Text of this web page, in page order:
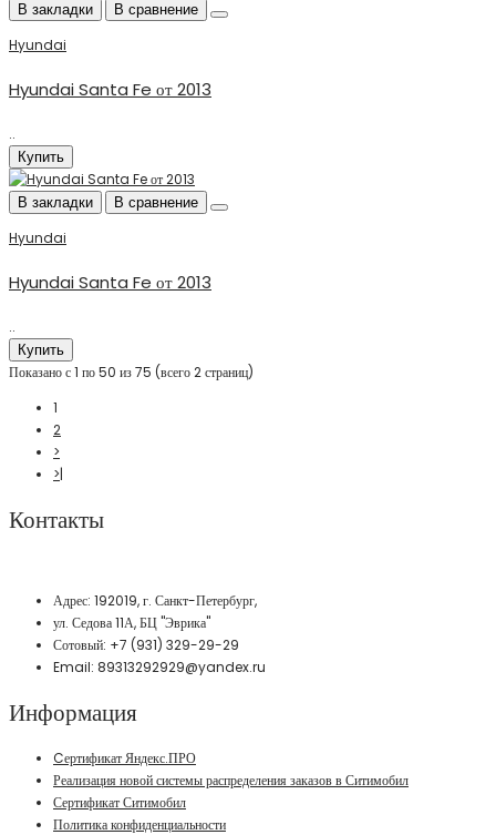
В закладки В сравнение
Hyundai
Hyundai Santa Fe от 2013
..
Купить
В закладки В сравнение
Hyundai
Hyundai Santa Fe от 2013
..
Купить
Показано с 1 по 50 из 75 (всего 2 страниц)
1
2
>
>|
Контакты
Адрес: 192019, г. Санкт-Петербург,
ул. Седова 11А, БЦ "Эврика"
Сотовый: +7 (931) 329-29-29
Email: 89313292929@yandex.ru
Информация
Cертификат Яндекс.ПРО
Реализация новой системы распределения заказов в Ситимобил
Сертификат Ситимобил
Политика конфиденциальности